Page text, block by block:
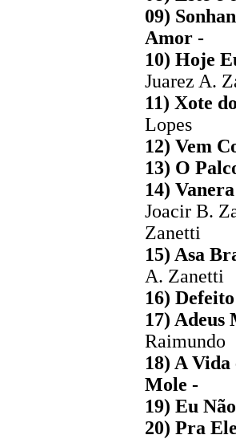
09)
Amor -
10) Hoje
Juarez A.
11) Xote
Lopes
12) Vem
13) O
14)
Joacir B.
Zanetti
15) Asa
A. Zanetti
16)
17) Adeus
Raimundo
18) A
Mole -
19) Eu
20) Pra